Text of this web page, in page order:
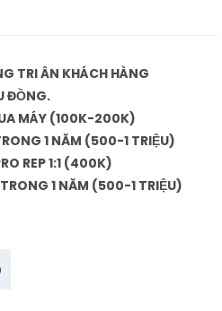
TRI ÂN KHÁCH HÀNG
ĐỒNG.
MÁY (100K-200K)
1 NĂM (500-1 TRIỆU)
REP 1:1 (400K)
1 NĂM (500-1 TRIỆU)